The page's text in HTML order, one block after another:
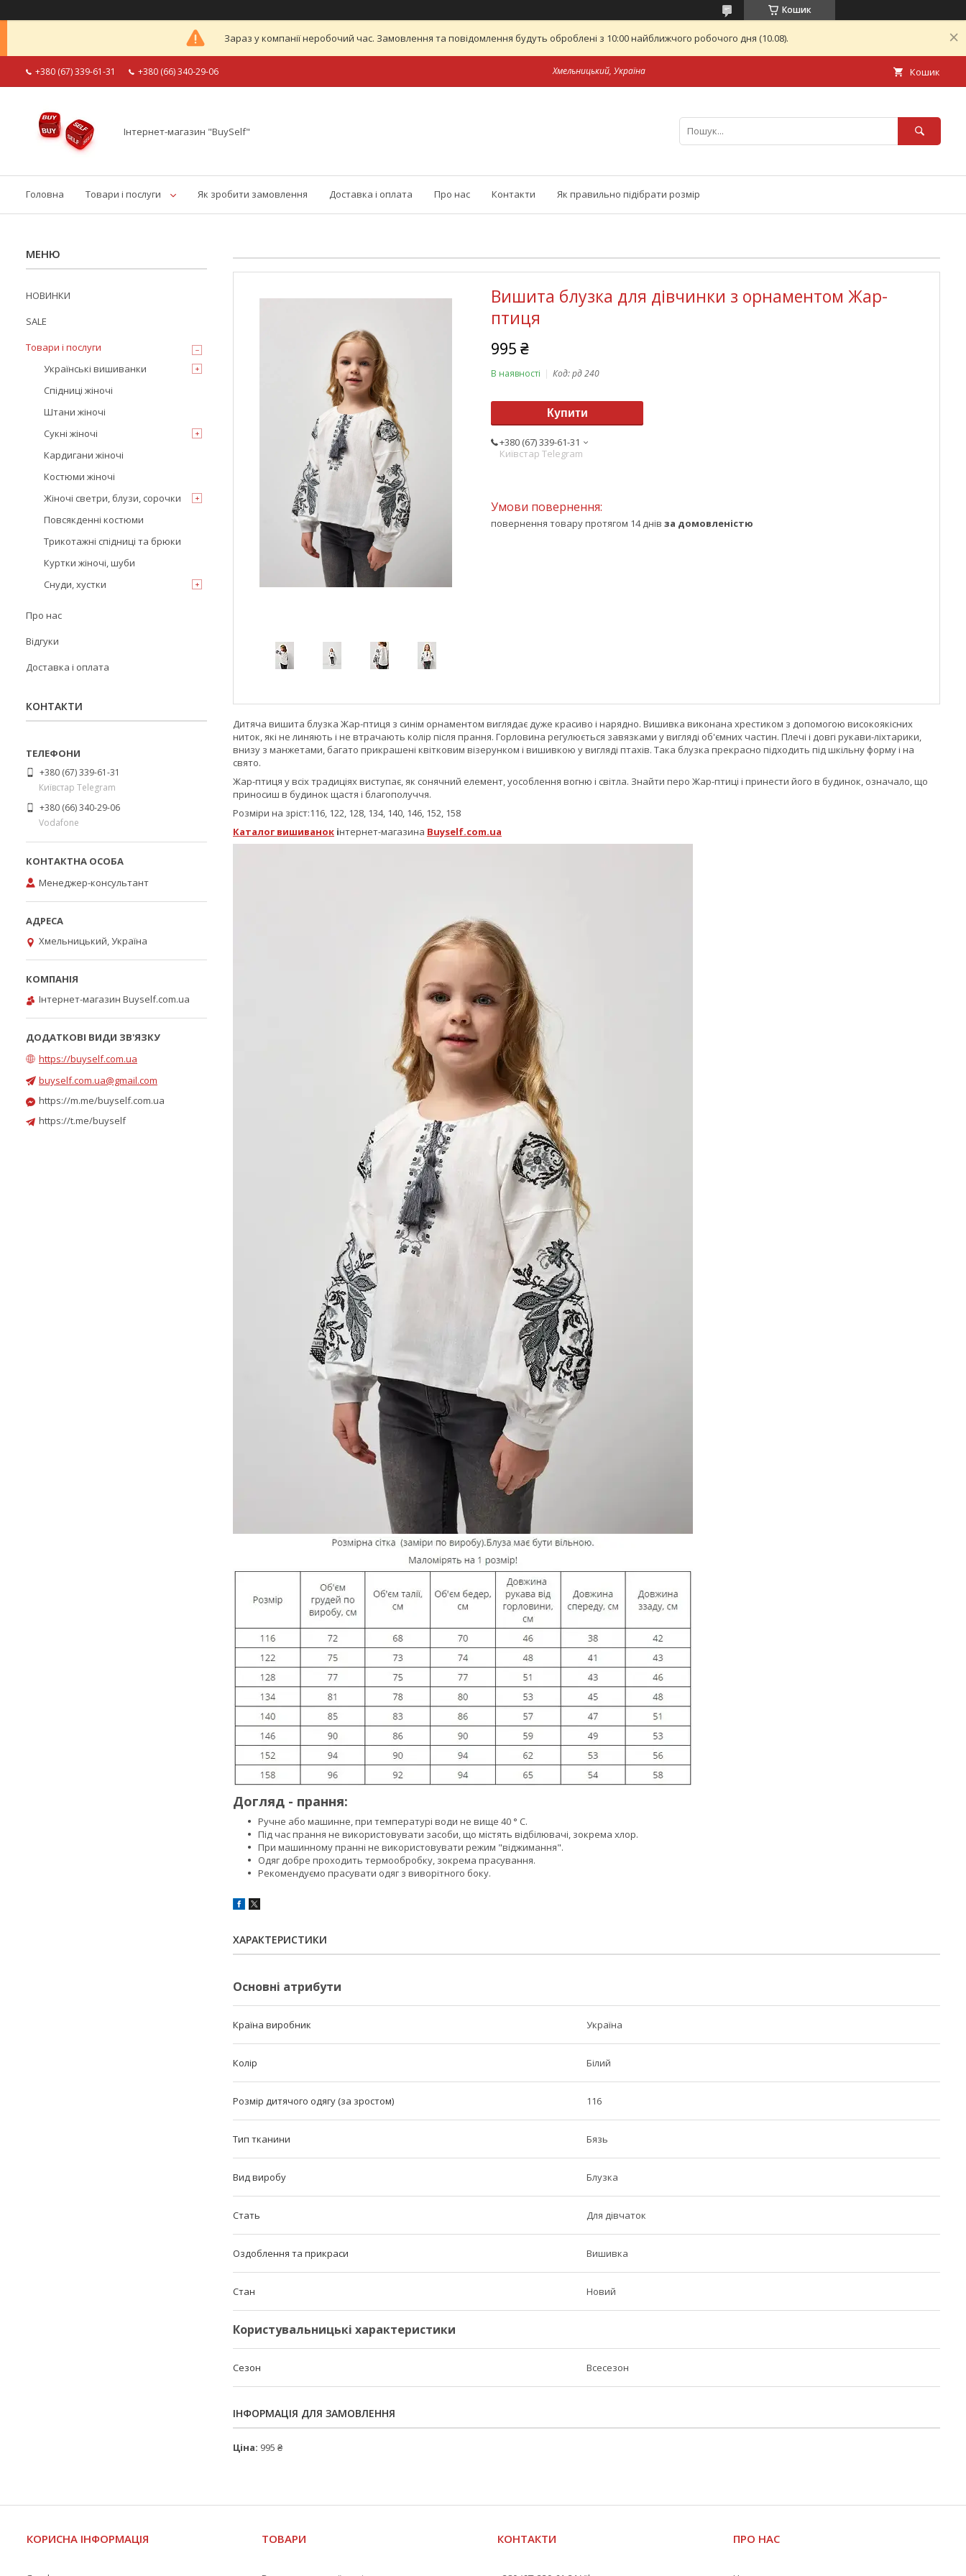
Кошик
Зараз у компанії неробочий час. Замовлення та повідомлення будуть оброблені з 10:00 найближчого робочого дня (10.08).
+380 (67) 339-61-31 +380 (66) 340-29-06 Хмельницький, Україна Кошик
Інтернет-магазин "BuySelf"
Головна Товари і послуги Як зробити замовлення Доставка і оплата Про нас Контакти Як правильно підібрати розмір
Вишита блузка для дівчинки з орнаментом Жар-
птиця
995 ₴
В наявності Код:рд 240
Купити
+380 (67) 339-61-31
Київстар Telegram
повернення товару протягом 14 днів за домовленістю
Дитяча вишита блузка Жар-птиця з синім орнаментом виглядає дуже красиво і нарядно. Вишивка виконана хрестиком з допомогою високоякісних
ниток, які не линяють і не втрачають колір після прання. Горловина регулюється завязками у вигляді об'ємних частин. Плечі і довгі рукави-ліхтарики,
внизу з манжетами, багато прикрашені квітковим візерунком і вишивкою у вигляді птахів. Така блузка прекрасно підходить під шкільну форму і на
свято.
Жар-птиця у всіх традиціях виступає, як сонячний елемент, уособлення вогню і світла. Знайти перо Жар-птиці і принести його в будинок, означало, що
приносиш в будинок щастя і благополуччя.
Розміри на зріст:116, 122, 128, 134, 140, 146, 152, 158
Каталог вишиванок інтернет-магазина Buyself.com.ua
Догляд - прання:
Ручне або машинне, при температурі води не вище 40 ° C.
Під час прання не використовувати засоби, що містять відбілювачі, зокрема хлор.
При машинному пранні не використовувати режим "віджимання".
Одяг добре проходить термообробку, зокрема прасування.
Рекомендуємо прасувати одяг з виворітного боку.
ХАРАКТЕРИСТИКИ
Основні атрибути
Країна виробник Україна
Колір Білий
Розмір дитячого одягу (за зростом) 116
Тип тканини Бязь
Вид виробу Блузка
Стать Для дівчаток
Оздоблення та прикраси Вишивка
Стан Новий
Користувальницькі характеристики
Сезон Всесезон
ІНФОРМАЦІЯ ДЛЯ ЗАМОВЛЕННЯ
Ціна: 995 ₴
НОВИНКИ
SALE
Товари і послуги
Українські вишиванки
Спідниці жіночі
Штани жіночі
Сукні жіночі
Кардигани жіночі
Костюми жіночі
Жіночі светри, блузи, сорочки
Повсякденні костюми
Трикотажні спідниці та брюки
Куртки жіночі, шуби
Снуди, хустки
Про нас
Відгуки
Доставка і оплата
КОНТАКТИ
+380 (67) 339-61-31
Київстар Telegram
+380 (66) 340-29-06
Vodafone
Менеджер-консультант
Хмельницький, Україна
Інтернет-магазин Buyself.com.ua
https://buyself.com.ua
buyself.com.ua@gmail.com
https://m.me/buyself.com.ua
https://t.me/buyself
КОРИСНА ІНФОРМАЦІЯ ТОВАРИ КОНТАКТИ ПРО НАС